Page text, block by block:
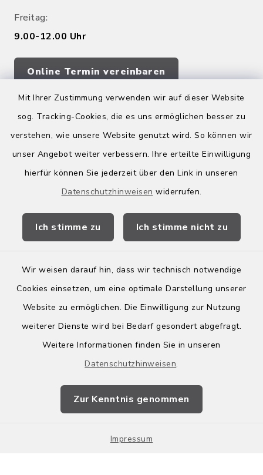
Mit Ihrer Zustimmung verwenden wir auf dieser Website
sog. Tracking-Cookies, die es uns ermöglichen besser zu
verstehen, wie unsere Website genutzt wird. So können wir
unser Angebot weiter verbessern. Ihre erteilte Einwilligung
hierfür können Sie jederzeit über den Link in unseren
Datenschutzhinweisen widerrufen.
Ich stimme zu Ich stimme nicht zu
Wir weisen darauf hin, dass wir technisch notwendige
Cookies einsetzen, um eine optimale Darstellung unserer
Website zu ermöglichen. Die Einwilligung zur Nutzung
weiterer Dienste wird bei Bedarf gesondert abgefragt.
Weitere Informationen finden Sie in unseren
Datenschutzhinweisen.
Zur Kenntnis genommen
Impressum
Freitag:
9.00-12.00 Uhr
Online Termin vereinbaren
Quicklinks
Kreis Bergstraße
Wirtschaftsregion Bergstraße
Kontakt
Leichte Sprache
Impressum
Sitemap